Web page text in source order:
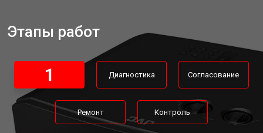
Этапы работ
1 Диагностика Согласование
Ремонт Контроль